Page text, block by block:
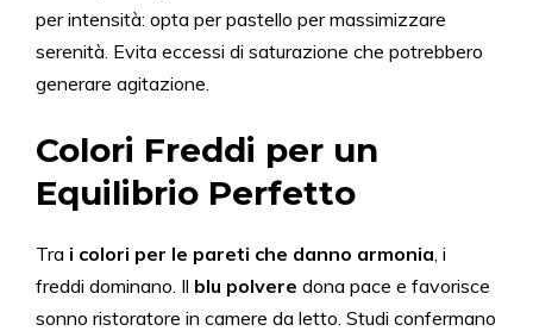
per intensità: opta per pastello per massimizzare
serenità. Evita eccessi di saturazione che potrebbero
generare agitazione.
Colori Freddi per un
Equilibrio Perfetto
Tra i colori per le pareti che danno armonia, i
freddi dominano. Il blu polvere dona pace e favorisce
sonno ristoratore in camere da letto. Studi confermano